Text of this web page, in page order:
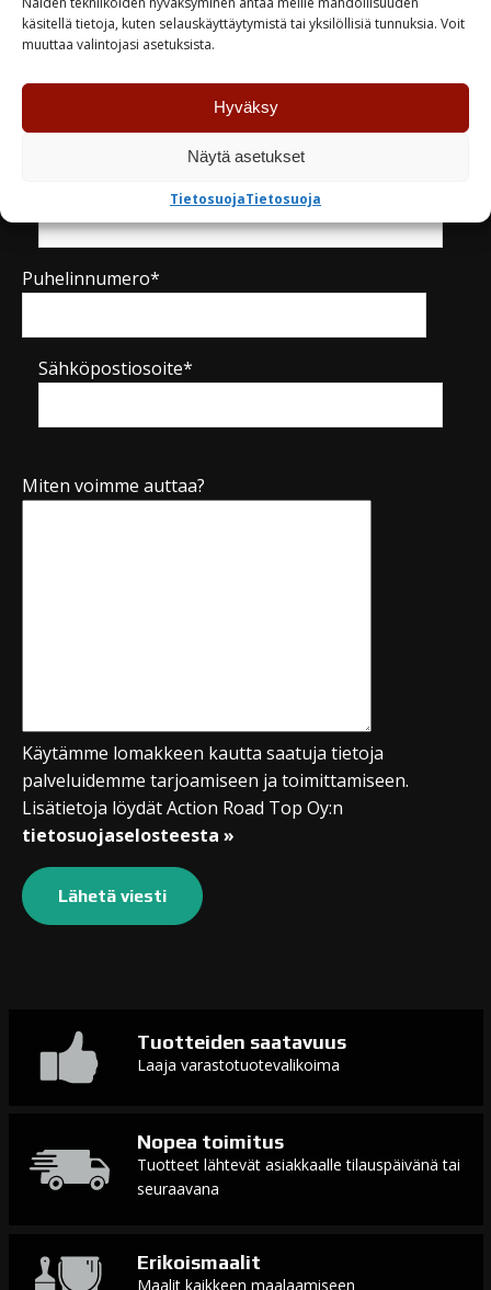
käsitellä tietoja, kuten selauskäyttäytymistä tai yksilöllisiä tunnuksia. Voit
muuttaa valintojasi asetuksista.
Hyväksy
Näytä asetukset
TietosuojaTietosuoja
Kysy tuotteesta / ota yhteyttä
Puhelinnumero*
Sähköpostiosoite*
Miten voimme auttaa?
Käytämme lomakkeen kautta saatuja tietoja
palveluidemme tarjoamiseen ja toimittamiseen.
Lisätietoja löydät Action Road Top Oy:n
tietosuojaselosteesta »
Tuotteiden saatavuus
Laaja varastotuotevalikoima
Nopea toimitus
Tuotteet lähtevät asiakkaalle tilauspäivänä tai
seuraavana
Erikoismaalit
Maalit kaikkeen maalaamiseen